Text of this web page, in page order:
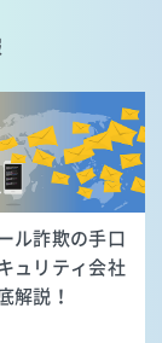
ル詐欺の手口
ュリティ会社
解説！